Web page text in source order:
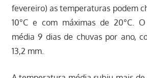
fevereiro) as temperaturas podem
10°C e com máximas de 20°C.
média 9 dias de chuvas por ano,
13,2 mm.